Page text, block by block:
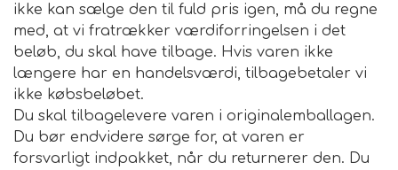
ikke kan sælge den til fuld pris igen, må du regne
med, at vi fratrækker værdiforringelsen i det
beløb, du skal have tilbage. Hvis varen ikke
længere har en handelsværdi, tilbagebetaler vi
ikke købsbeløbet.
Du skal tilbagelevere varen i originalemballagen.
Du bør endvidere sørge for, at varen er
forsvarligt indpakket, når du returnerer den. Du